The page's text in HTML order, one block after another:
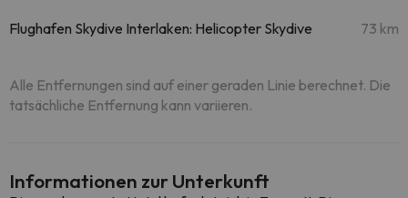
Flughafen Skydive Interlaken: Helicopter Skydive 73 km
Alle Entfernungen sind auf einer geraden Linie berechnet. Die
tatsächliche Entfernung kann variieren.
Informationen zur Unterkunft